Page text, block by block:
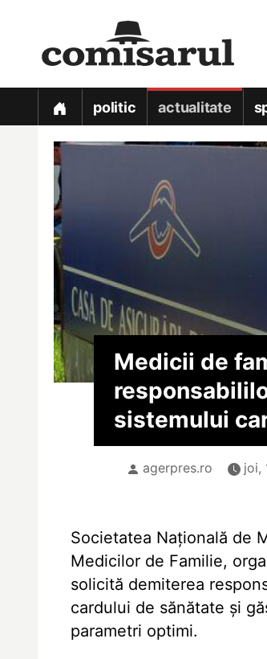
politic actualitate
Medicii de
sistemului
agerpres.ro joi,
Societatea Națională de
Medicilor de Familie,
solicită demiterea
cardului de sănătate și
parametri optimi.